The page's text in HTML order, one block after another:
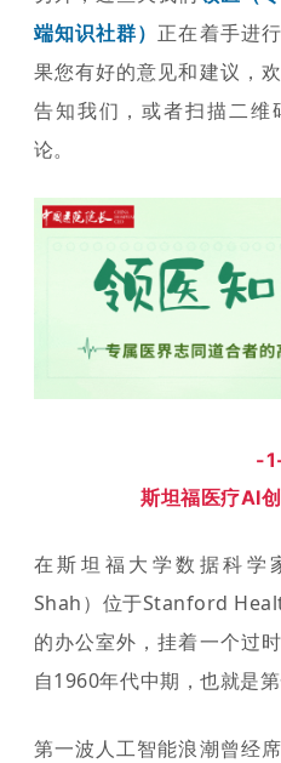
端知识社群） 正在着手进
果您有好的意见和建议，
告知我们，或者扫描二维
论。
-
斯坦福医疗AI
在斯坦福大学数据科学
Shah）位于Stanford
的办公室外，挂着一个过
自1960年代中期，也就是
第一波人工智能浪潮曾经